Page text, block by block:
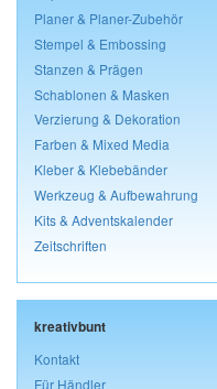
Planer & Planer-Zubehör
Stempel & Embossing
Stanzen & Prägen
Schablonen & Masken
Verzierung & Dekoration
Farben & Mixed Media
Kleber & Klebebänder
Werkzeug & Aufbewahrung
Kits & Adventskalender
Zeitschriften
kreativbunt
Kontakt
Für Händler